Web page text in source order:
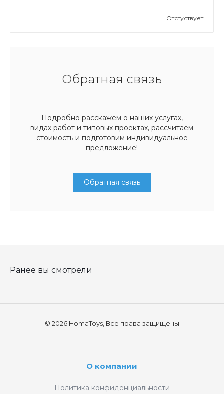
Отстуствует
Обратная связь
Подробно расскажем о наших услугах,
видах работ и типовых проектах, рассчитаем
стоимость и подготовим индивидуальное
предложение!
Обратная связь
Ранее вы смотрели
© 2026 HomaToys, Все права защищены
О компании
Политика конфиденциальности